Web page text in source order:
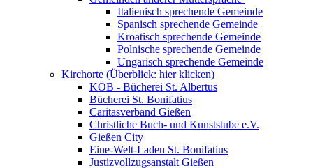
Italienisch sprechende Gemeinde
Spanisch sprechende Gemeinde
Kroatisch sprechende Gemeinde
Polnische sprechende Gemeinde
Ungarisch sprechende Gemeinde
Kirchorte (Überblick: hier klicken)
KÖB - Bücherei St. Albertus
Bücherei St. Bonifatius
Caritasverband Gießen
Christliche Buch- und Kunststube e.V.
Gießen City
Eine-Welt-Laden St. Bonifatius
Justizvollzugsanstalt Gießen